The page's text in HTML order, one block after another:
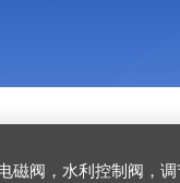
阀，水利控制阀，调节